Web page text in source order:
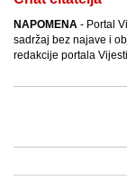
NAPOMENA - Portal
sadržaj bez najave i
redakcije portala